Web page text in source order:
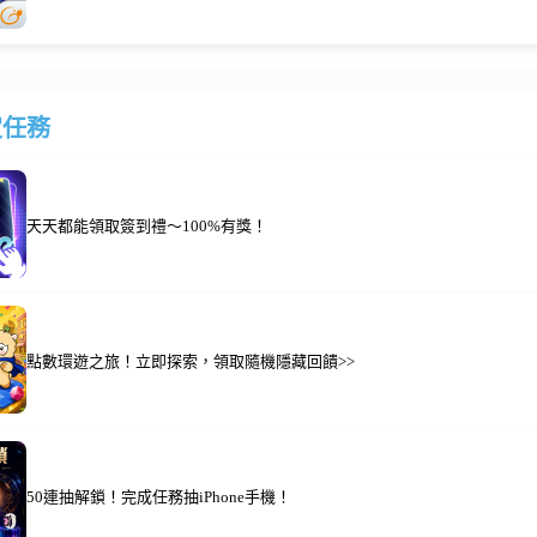
務
天天都能領取簽到禮～100%有獎！
點數環遊之旅！立即探索，領取隨機隱藏回饋>>
50連抽解鎖！完成任務抽iPhone手機！